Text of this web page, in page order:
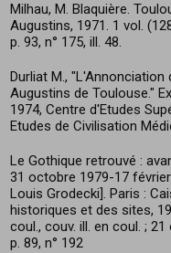
Milhau, M. Blaquière.
Augustins, 1971. 1 vol.
p. 93, n° 175, ill. 48.
Durliat M.,
Augustins de Toulouse."
1974, Centre d'Etudes
Etudes de Civilisation
Le Gothique retrouvé :
31 octobre 1979-17
Louis Grodecki]. Paris :
historiques et des sites,
coul., couv. ill. en coul. ; 21
p. 89, n° 192